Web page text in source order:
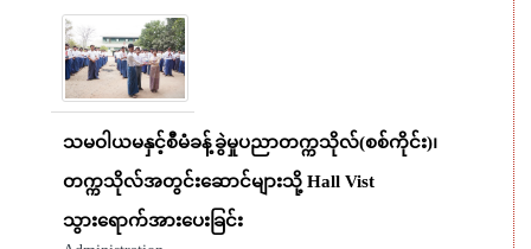
သမဝါယမနှင့်စီမံခန့်ခွဲမှုပညာတက္ကသိုလ်(စစ်ကိုင်း)၊
တက္ကသိုလ်အတွင်းဆောင်များသို့ Hall Vist
သွားရောက်အားပေးခြင်း